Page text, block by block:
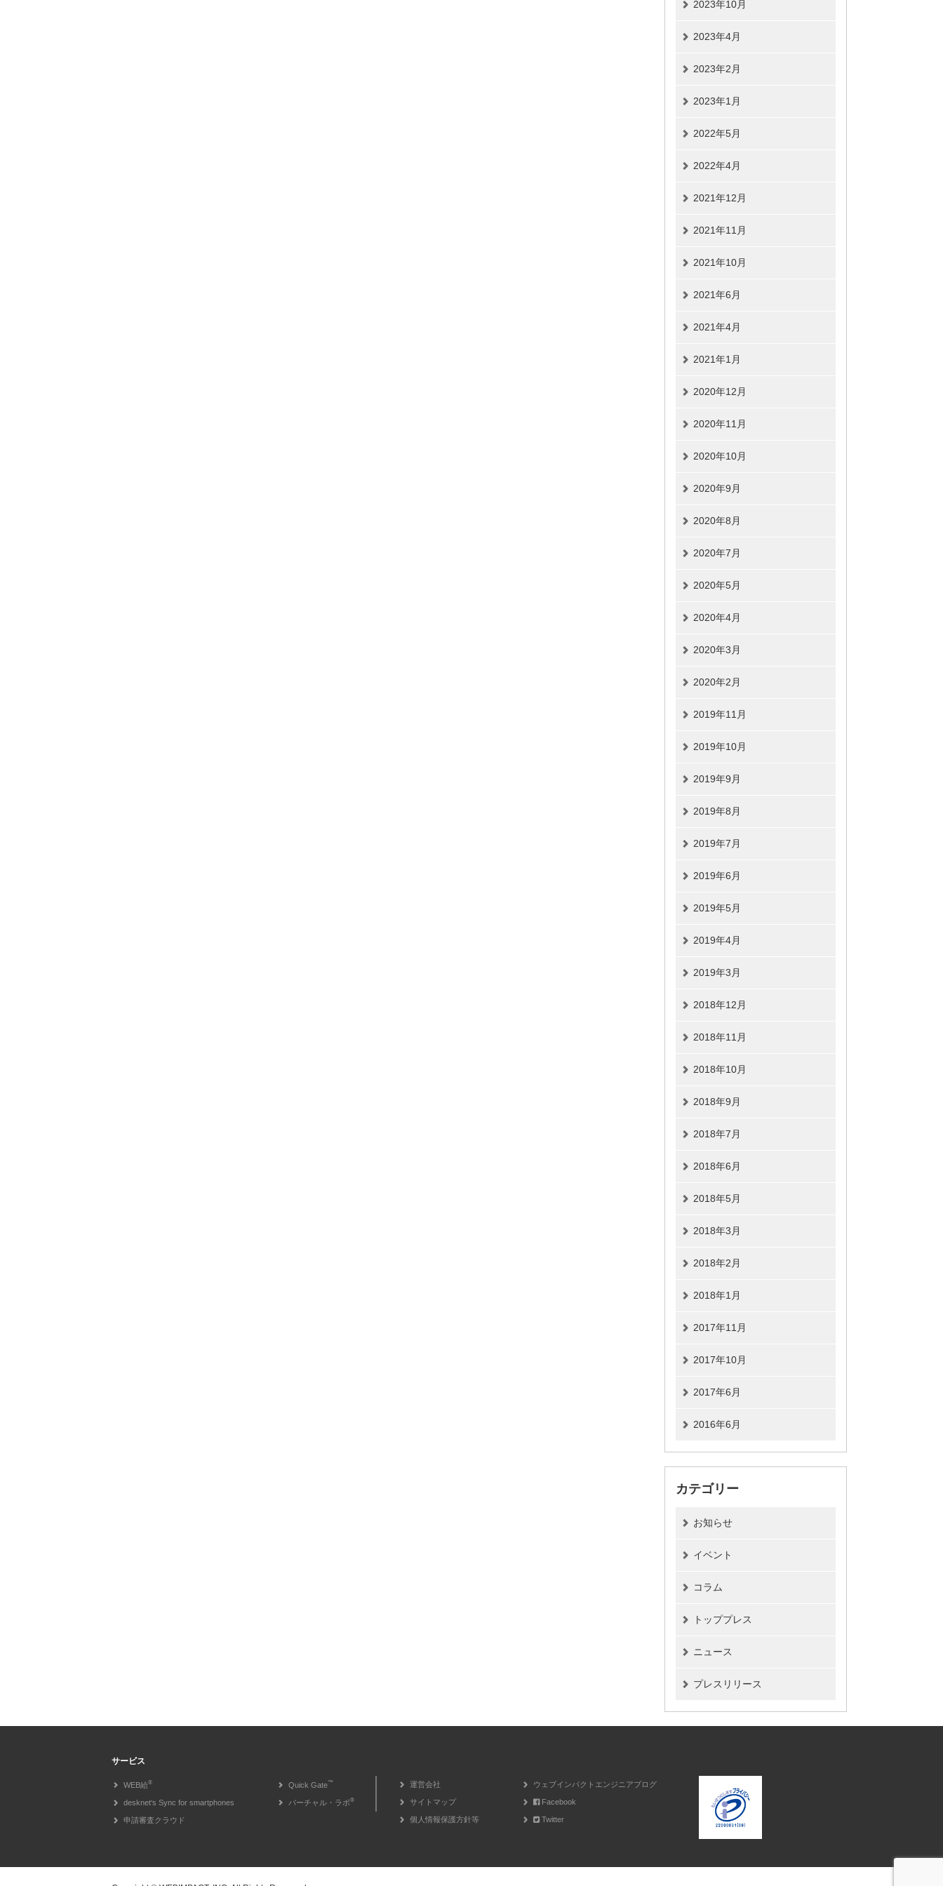
2023年10月
2023年4月
2023年2月
2023年1月
2022年5月
2022年4月
2021年12月
2021年11月
2021年10月
2021年6月
2021年4月
2021年1月
2020年12月
2020年11月
2020年10月
2020年9月
2020年8月
2020年7月
2020年5月
2020年4月
2020年3月
2020年2月
2019年11月
2019年10月
2019年9月
2019年8月
2019年7月
2019年6月
2019年5月
2019年4月
2019年3月
2018年12月
2018年11月
2018年10月
2018年9月
2018年7月
2018年6月
2018年5月
2018年3月
2018年2月
2018年1月
2017年11月
2017年10月
2017年6月
2016年6月
カテゴリー
お知らせ
イベント
コラム
トッププレス
ニュース
プレスリリース
サービス
WEB給®
desknet‘s Sync for smartphones
申請審査クラウド
Quick Gate™
バーチャル・ラボ®
運営会社
サイトマップ
個人情報保護方針等
ウェブインパクトエンジニアブログ
Facebook
Twitter